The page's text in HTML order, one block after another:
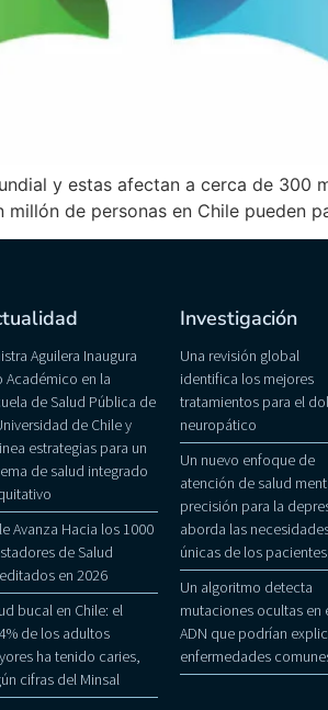
y estas afectan a cerca de 300
de personas en Chile pueden
Aguilera Inaugura
Académico en la
de Salud Pública de
de Chile y
estrategias para un
de salud integrado
Avanza Hacia los 1000
de Salud
en 2026
bucal en Chile: el
de los adultos
ha tenido caries,
cifras del Minsal
Investigación
Una revisión global
identifica los mejores
tratamientos para el
neuropático
Un nuevo enfoque de
atención de salud
precisión para la
aborda las
únicas de los pacientes
Un algoritmo detecta
mutaciones ocultas en
ADN que podrían
enfermedades